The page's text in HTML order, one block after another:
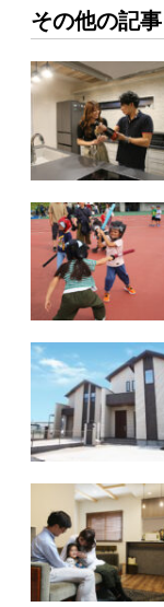
その他の記事